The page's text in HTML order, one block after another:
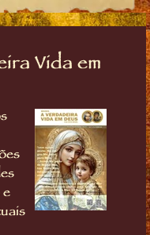
Vida em